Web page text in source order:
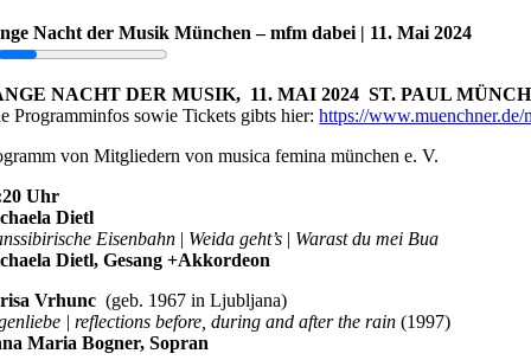
Nacht der Musik München – mfm dabei | 11. Mai 2024
NACHT DER MUSIK, 11. MAI 2024 ST. PAUL
Programminfos sowie Tickets gibts hier:https://www.muenchner.de/
von Mitgliedern von musica femina münchen e. V.
Uhr
Dietl
Eisenbahn | Weida geht’s | Warast du mei Bua
Dietl, Gesang +Akkordeon
Vrhunc (geb. 1967 in Ljubljana)
| reflections before, during and after the rain (1997)
Maria Bogner, Sopran